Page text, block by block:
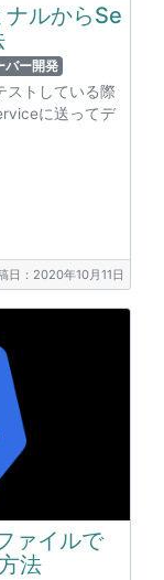
ナルからSe
バー開発
ストしている際
に送ってデ
日：2020年10月11日
ァイルで
法